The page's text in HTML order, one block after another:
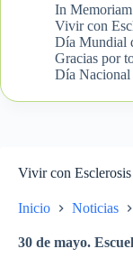
Vivir con
Inicio Noticias
30 de mayo.
In
Vivir con
Día Mundial
Gracias por
Día